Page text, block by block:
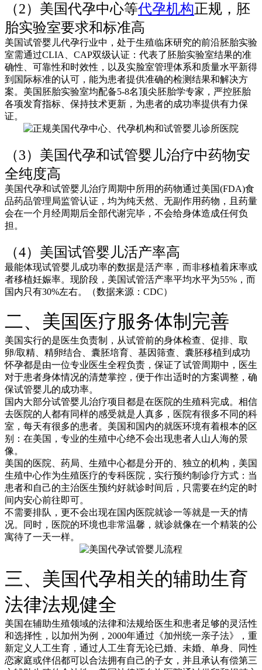
（2）美国代孕中心等代孕机构正规，胚
胎实验室要求和标准高
美国试管婴儿代孕行业中，处于生殖临床研究的前沿胚胎实验
室需通过CLIA、CAP双级认证：代表了胚胎实验室结果的准
确性、可靠性和时效性，以及实脸室管理体系和质量水平新得
到国际标准的认可，能为患者提供准确的检测结果和解决方
案。美国胚胎实验室均配备5-8名顶尖胚胎学专家，严控胚胎
各项发育指标、保持技术更新，为患者的成功率提供有力保
证。
（3）美国代孕和试管婴儿治疗中药物安
全纯度高
美国代孕和试管婴儿治疗周期中所用的药物通过美国(FDA)食
品药品管理局监管认证，均为纯天然、无副作用药物，且药量
会在一个月经周期后全部代谢完毕，不会给身体造成任何负
担。
（4）美国试管婴儿活产率高
最能体现试管婴儿成功率的数据是活产率，而非移植着床率或
者移植妊娠率。现阶段，美国试管活产率平均水平为55%，而
国内只有30%左右。（数据来源：CDC）
二、美国医疗服务体制完善
美国实行的是医生负责制，从试管前的身体检查、促排、取
卵/取精、精卵结合、囊胚培育、基因筛查、囊胚移植到成功
怀孕都是由一位专业医生全程负责，保证了试管周期中，医生
对于患者身体情况的清楚掌控，便于作出适时的方案调整，确
保试管婴儿的成功率。
国内大部分试管婴儿治疗项目都是在医院的生殖科完成。相信
去医院的人都有同样的感受就是人真多，医院有很多不同的科
室，每天有很多的患者。美国和国内的就医环境有着根本的区
别：在美国，专业的生殖中心绝不会出现患者人山人海的景
像。
美国的医院、药局、生殖中心都是分开的、独立的机构，美国
生殖中心作为生殖医疗的专科医院，实行预约制诊疗方式：当
患者和自己的主治医生预约好就诊时间后，只需要在约定的时
间内安心前往即可。
不需要排队，更不会出现在国内医院就诊一等就是一天的情
况。同时，医院的环境也非常温馨，就诊就像在一个精装的公
寓待了一天一样。
三、美国代孕相关的辅助生育
法律法规健全
美国在辅助生殖领域的法律和法规给医生和患者足够的灵活性
和选择性，以加州为例，2000年通过《加州统一亲子法》，重
新定义人工生育，通过人工生育无论已婚、未婚、单身、同性
恋家庭或伴侣都可以合法拥有自己的子女，并且承认有偿第三